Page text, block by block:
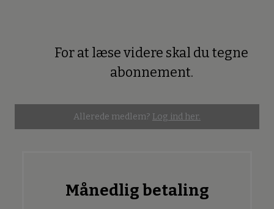
For at læse videre skal du tegne
abonnement.
Allerede medlem? Log ind her.
Månedlig betaling